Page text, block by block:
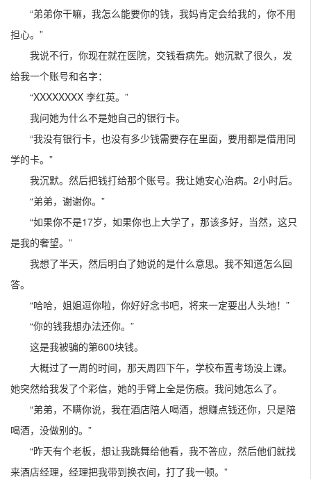
“弟弟你干嘛，我怎么能要你的钱，我妈肯定会给我的，你不用
担心。”
我说不行，你现在就在医院，交钱看病先。她沉默了很久，发
给我一个账号和名字：
“XXXXXXXX 李红英。”
我问她为什么不是她自己的银行卡。
“我没有银行卡，也没有多少钱需要存在里面，要用都是借用同
学的卡。”
我沉默。然后把钱打给那个账号。我让她安心治病。2小时后。
“弟弟，谢谢你。”
“如果你不是17岁，如果你也上大学了，那该多好，当然，这只
是我的奢望。”
我想了半天，然后明白了她说的是什么意思。我不知道怎么回
答。
“哈哈，姐姐逗你啦，你好好念书吧，将来一定要出人头地！”
“你的钱我想办法还你。”
这是我被骗的第600块钱。
大概过了一周的时间，那天周四下午，学校布置考场没上课。
她突然给我发了个彩信，她的手臂上全是伤痕。我问她怎么了。
“弟弟，不瞒你说，我在酒店陪人喝酒，想赚点钱还你，只是陪
喝酒，没做别的。”
“昨天有个老板，想让我跳舞给他看，我不答应，然后他们就找
来酒店经理，经理把我带到换衣间，打了我一顿。”